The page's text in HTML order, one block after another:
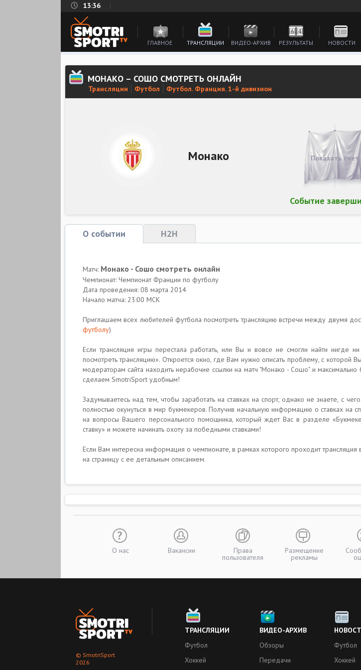
13:36
ГЛАВНОЕ ТРАНСЛЯЦИИ ВИДЕО-АРХИВ РЕЗУЛЬТАТЫ НОВОСТИ
МОНАКО – СОШО СМОТРЕТЬ ОНЛАЙН
Трансляции Футбол Футбол. Франция. 1-й дивизион
Монако
Событие
Показать счет
О событии H2H
Матч: Монако - Сошо смотреть онлайн
Чемпионат: Чемпионат Франции по футболу
Дата проведения: 08 марта 2014
Начало матча: 23:00 МСК
Приглашаем всех любителей футбола посмотреть трансляцию встречи между двумя
футболу)
Если трансляция игры перестала работать, или Вы и вовсе не смогли найти нигде
посмотреть трансляцию». Откроется окно, где Вам нужно описать проблему, с которой
модераторам сайта находить нерабочие ссылки на матч "Монако - Сошо" и
сделаем SmotriSport удобным!
Задумываетесь над тем, чтобы заработать на ставках на спорт, однако не знаете, с
полностью окунуться в мир букмекеров. Получив начальную информацию о ставках
на вопросы Вашего персонального помощника, который ждет Вас в разделе
ставку» и можете начинать охоту за победными ставками!
Если Вам интересна информация о чемпионате, в рамках которого проходит
на страницу с ее детальным описанием.
О нас Вакансии Права
пользователя
Размещение
рекламы
© SmotriSport
2026
ТРАНСЛЯЦИИ
Футбол
Хоккей
ВИДЕО-АРХИВ
Обзоры
Передачи
Футбол
Хоккей